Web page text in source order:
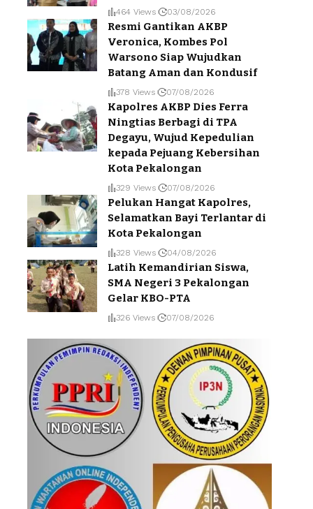
464 Views 03/08/2026
Resmi Gantikan AKBP
Veronica, Kombes Pol
Warsono Siap Wujudkan
Batang Aman dan Kondusif
378 Views 07/08/2026
Kapolres AKBP Dies Ferra
Ningtias Berbagi di TPA
Degayu, Wujud Kepedulian
kepada Pejuang Kebersihan
Kota Pekalongan
329 Views 07/08/2026
Pelukan Hangat Kapolres,
Selamatkan Bayi Terlantar di
Kota Pekalongan
328 Views 04/08/2026
Latih Kemandirian Siswa,
SMA Negeri 3 Pekalongan
Gelar KBO-PTA
326 Views 07/08/2026